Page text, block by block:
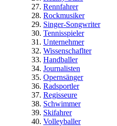
Rennfahrer
Rockmusiker
Singer-Songwriter
Tennisspieler
Unternehmer
Wissenschaflter
Handballer
Journalisten
Opernsänger
Radsportler
Regisseure
Schwimmer
Skifahrer
Volleyballer